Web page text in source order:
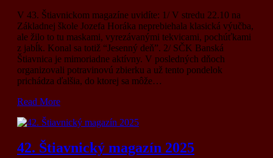
V 43. Štiavnickom magazíne uvidíte: 1/ V stredu 22.10 na
Základnej škole Jozefa Horáka neprebiehala klasická výučba,
ale žilo to tu maskami, vyrezávanými tekvicami, pochúťkami
z jabĺk. Konal sa totiž “Jesenný deň”. 2/ SČK Banská
Štiavnica je mimoriadne aktívny. V posledných dňoch
organizovali potravinovú zbierku a už tento pondelok
prichádza ďalšia, do ktorej sa môže…
Read More
42. Štiavnický magazín 2025